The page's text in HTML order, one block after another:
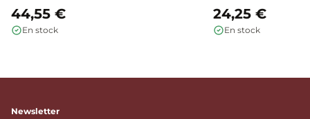
44,55 €
En stock
24,25 €
En stock
Newsletter